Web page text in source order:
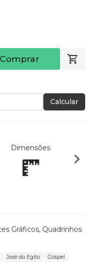
Comprar
Calcular
Dimensões
Gráficos, Quadrinhos
José do Egito
Gospel